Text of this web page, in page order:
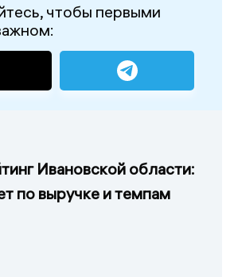
чтобы первыми
Ивановской области:
по выручке и темпам